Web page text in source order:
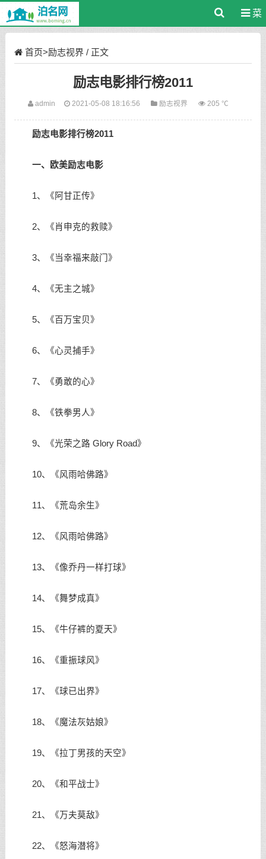
菜
首页>励志视界 / 正文
励志电影排行榜2011
admin 2021-05-08 18:16:56 励志视界 205 ℃
励志电影排行榜2011
一、欧美励志电影
1、《阿甘正传》
2、《肖申克的救赎》
3、《当幸福来敲门》
4、《无主之城》
5、《百万宝贝》
6、《心灵捕手》
7、《勇敢的心》
8、《铁拳男人》
9、《光荣之路 Glory Road》
10、《风雨哈佛路》
11、《荒岛余生》
12、《风雨哈佛路》
13、《像乔丹一样打球》
14、《舞梦成真》
15、《牛仔裤的夏天》
16、《重振球风》
17、《球已出界》
18、《魔法灰姑娘》
19、《拉丁男孩的天空》
20、《和平战士》
21、《万夫莫敌》
22、《怒海潜将》